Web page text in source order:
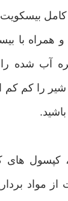
کامل
و همراه با
کره آب شده
شیر را کم کم
کپسول های
مواد